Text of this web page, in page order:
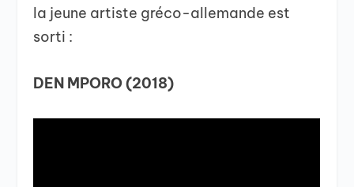
la jeune artiste gréco-allemande est
sorti :
DEN MPORO (2018)